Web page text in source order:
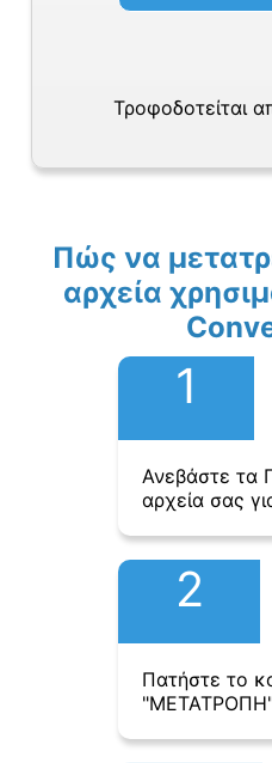
Τροφοδοτείται
Πώς να
αρχεία
1
Ανεβάστε τα
αρχεία σας
2
Πατήστε το